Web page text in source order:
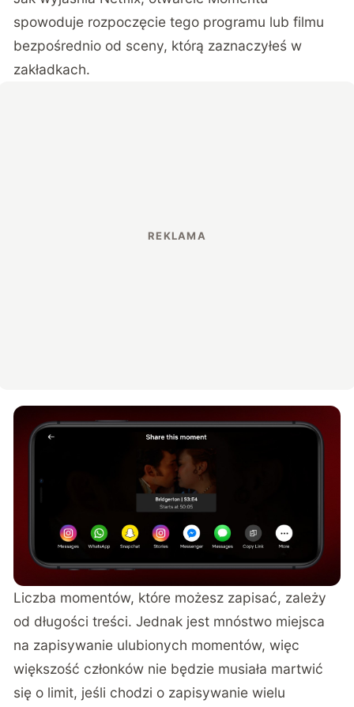
spowoduje rozpoczęcie tego programu lub filmu
bezpośrednio od sceny, którą zaznaczyłeś w
zakładkach.
Liczba momentów, które możesz zapisać, zależy
od długości treści. Jednak jest mnóstwo miejsca
na zapisywanie ulubionych momentów, więc
większość członków nie będzie musiała martwić
się o limit, jeśli chodzi o zapisywanie wielu